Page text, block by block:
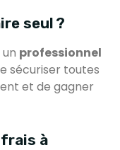
seul ?
professionnel
sécuriser toutes
et de gagner
à